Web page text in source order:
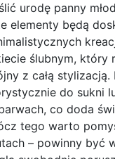
urodę panny
elementy będą
ślubnym, który
z całą stylizacją.
do sukni
co doda
tego warto
– powinny być